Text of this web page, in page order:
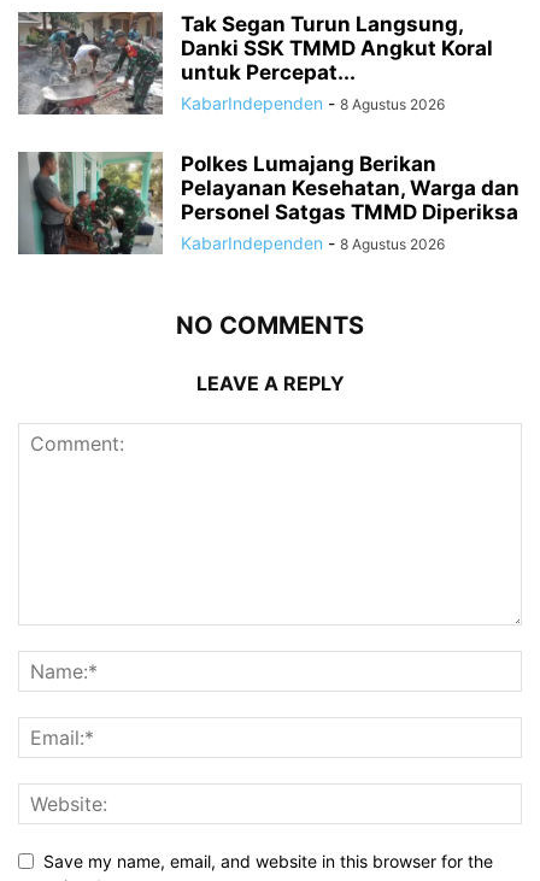
Tak Segan Turun Langsung,
Danki SSK TMMD Angkut Koral
untuk Percepat...
KabarIndependen - 8 Agustus 2026
Polkes Lumajang Berikan
Pelayanan Kesehatan, Warga dan
Personel Satgas TMMD Diperiksa
KabarIndependen - 8 Agustus 2026
NO COMMENTS
LEAVE A REPLY
Save my name, email, and website in this browser for the